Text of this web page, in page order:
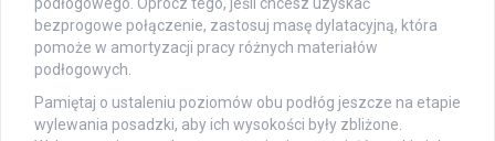
podłogowego. Oprócz tego, jeśli chcesz uzyskać
bezprogowe połączenie, zastosuj masę dylatacyjną, która
pomoże w amortyzacji pracy różnych materiałów
podłogowych.
Pamiętaj o ustaleniu poziomów obu podłóg jeszcze na etapie
wylewania posadzki, aby ich wysokości były zbliżone.